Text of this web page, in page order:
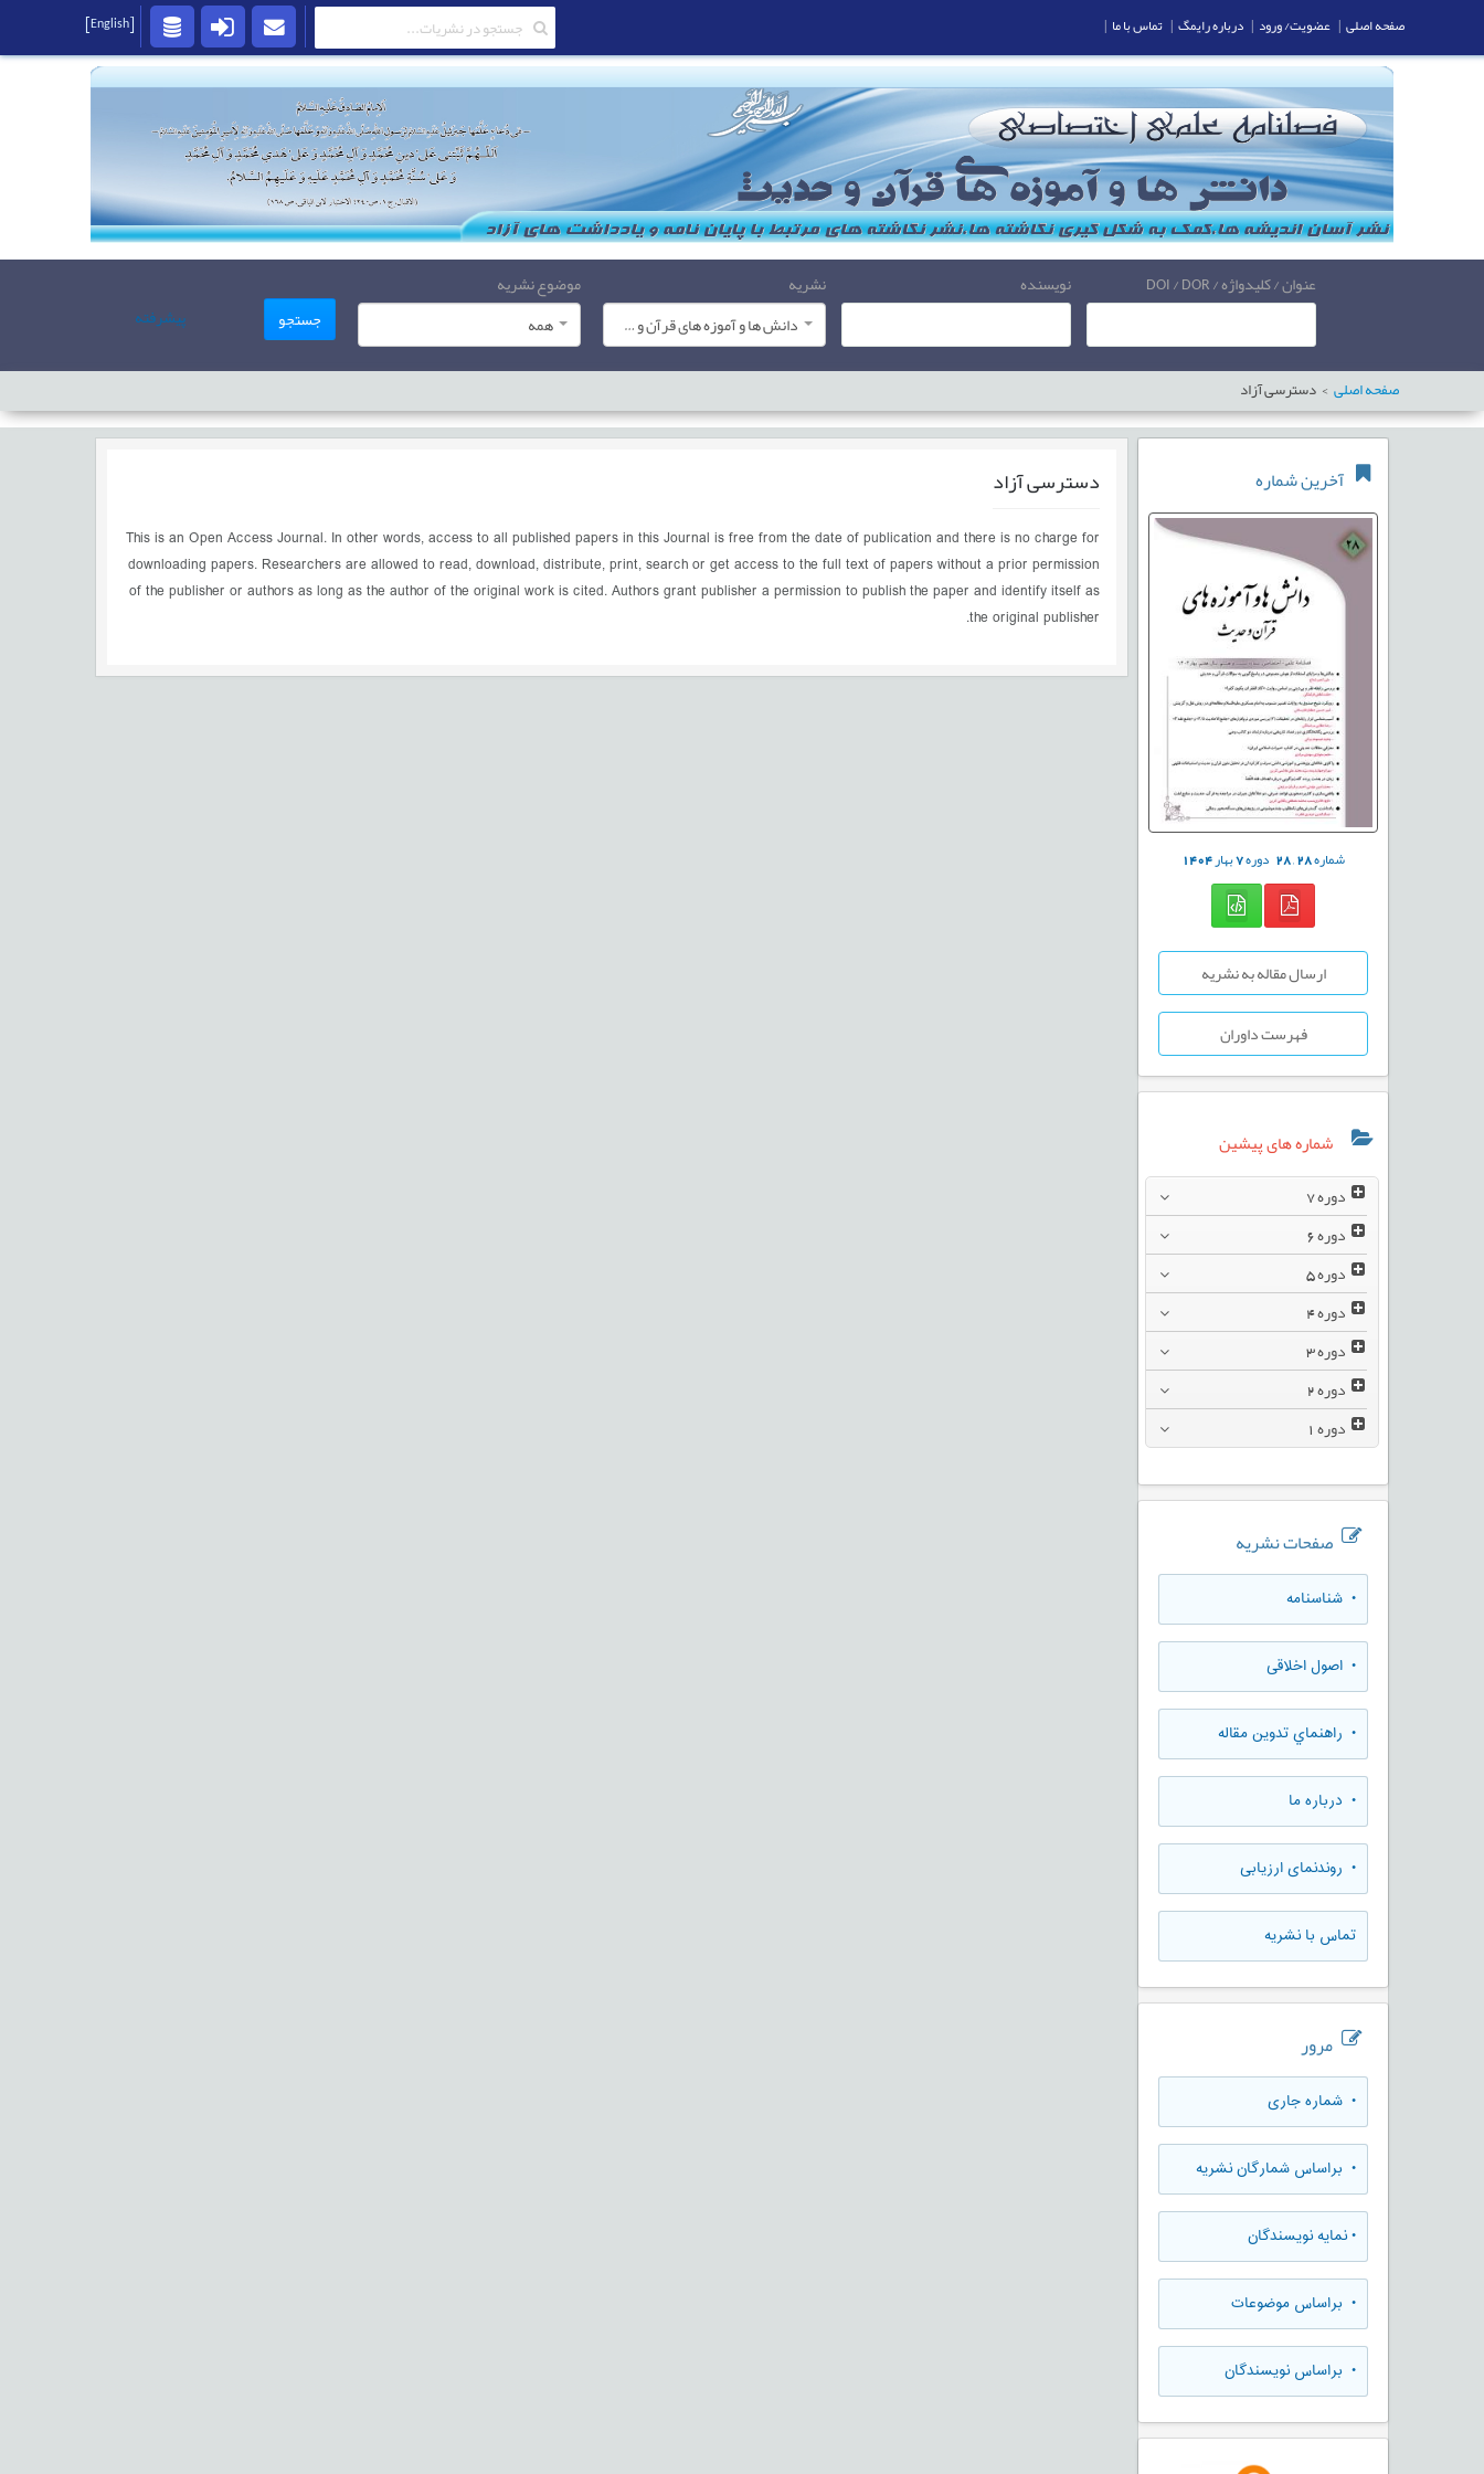
عنوان / کلیدواژه / DOI / DOR نویسنده
نشریه
دانش ها و آموزه های قرآن و حدیث
موضوع نشریه
همه
جستجو پیشرفته
صفحه اصلی دسترسی آزاد
آخرین شماره
شماره28
,
28 دوره7بهار1404
ارسال مقاله به نشریه
فهرست داوران
شماره های پیشین
دوره
دوره
دوره
دوره
دوره
دوره
دوره
صفحات نشریه
• شناسنامه
• اصول اخلاقی
• راهنماي تدوين مقاله
• درباره ما
• روندنمای ارزيابی
تماس با نشریه
مرور
• شماره جاری
• براساس شمارگان نشریه
•نمایه نویسندگان
• براساس موضوعات
• براساس نویسندگان
دسترسی آزاد
This is an Open Access Journal. In other words, access to all published papers in this Journal is free from the date of publication and there is no charge for
downloading papers. Researchers are allowed to read, download, distribute, print, search or get access to the full text of papers without a prior permission
of the publisher or authors as long as the author of the original work is cited. Authors grant publisher a permission to publish the paper and identify itself as
the original publisher.
صفحه اصلی | عضویت/ ورود | درباره رایمگ | تماس با ما |
[English]